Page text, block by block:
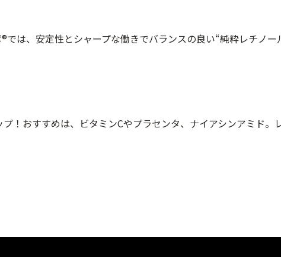
では、安定性とシャープな働きでバランスの良い“純粋レチノー
！おすすめは、ビタミンCやプラセンタ、ナイアシンアミド。